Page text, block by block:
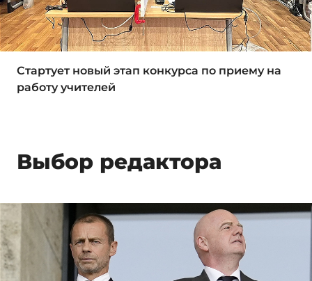
Стартует новый этап конкурса по приему на
работу учителей
Выбор редактора